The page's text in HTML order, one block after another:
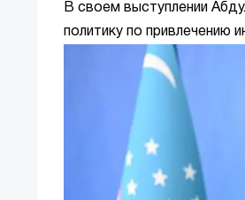
В своем выступлении
политику по привлечению